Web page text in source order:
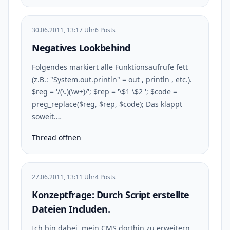
30.06.2011, 13:17 Uhr6 Posts
Negatives Lookbehind
Folgendes markiert alle Funktionsaufrufe fett
(z.B.: "System.out.println" = out , println , etc.).
$reg = '/(\.)(\w+)/'; $rep = '\$1 \$2 '; $code =
preg_replace($reg, $rep, $code); Das klappt
soweit.…
Thread öffnen
27.06.2011, 13:11 Uhr4 Posts
Konzeptfrage: Durch Script erstellte
Dateien Includen.